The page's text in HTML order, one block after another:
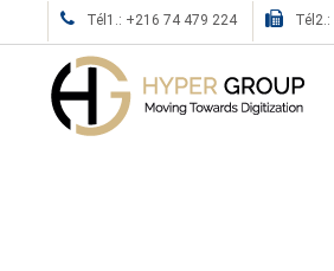
Tél1.: +216 74 479 224